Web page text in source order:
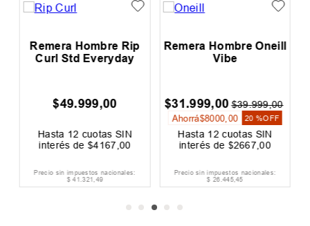
Remera Hombre Rip
Curl Std Everyday
999,00
Hasta12cuotas SIN
interés de$4167,00
Precio sin impuestos nacionales:
,49
Remera Hombre Oneill
999,00$39.999,00
Ahorrá$8000,00 20 %OFF
Hasta12cuotas SIN
interés de$2667,00
Precio sin impuestos nacionales:
445,45
$